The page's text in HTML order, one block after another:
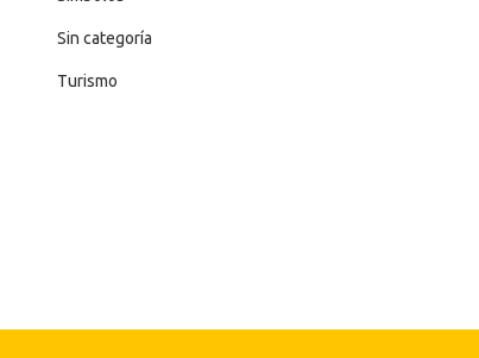
Sin categoría
Turismo